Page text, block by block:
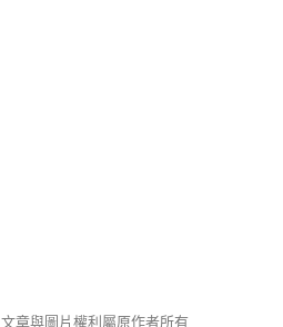
文章與圖片權利屬原作者所有